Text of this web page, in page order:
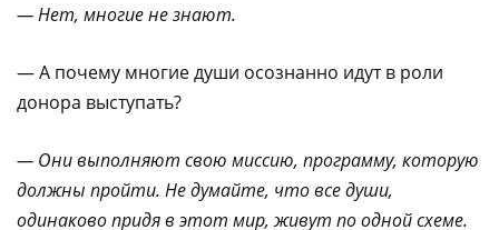
— Нет, многие не знают.
— А почему многие души осознанно идут в роли
донора выступать?
— Они выполняют свою миссию, программу, которую
должны пройти. Не думайте, что все души,
одинаково придя в этот мир, живут по одной схеме.